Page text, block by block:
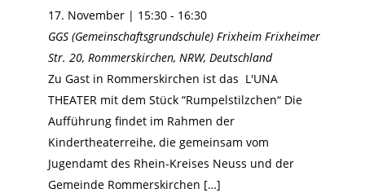
17. November | 15:30- 16:30
GGS (Gemeinschaftsgrundschule) Frixheim Frixheimer
Str. 20, Rommerskirchen, NRW, Deutschland
Zu Gast in Rommerskirchen ist das L'UNA
THEATER mit dem Stück “Rumpelstilzchen“ Die
Aufführung findet im Rahmen der
Kindertheaterreihe, die gemeinsam vom
Jugendamt des Rhein-Kreises Neuss und der
Gemeinde Rommerskirchen […]